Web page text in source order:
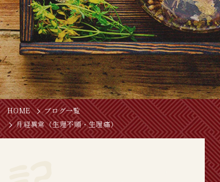
HOME
ブログ一覧
月経異常（生理不順・生理痛）